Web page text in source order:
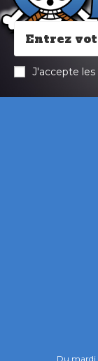
J'accepte
Du mardi